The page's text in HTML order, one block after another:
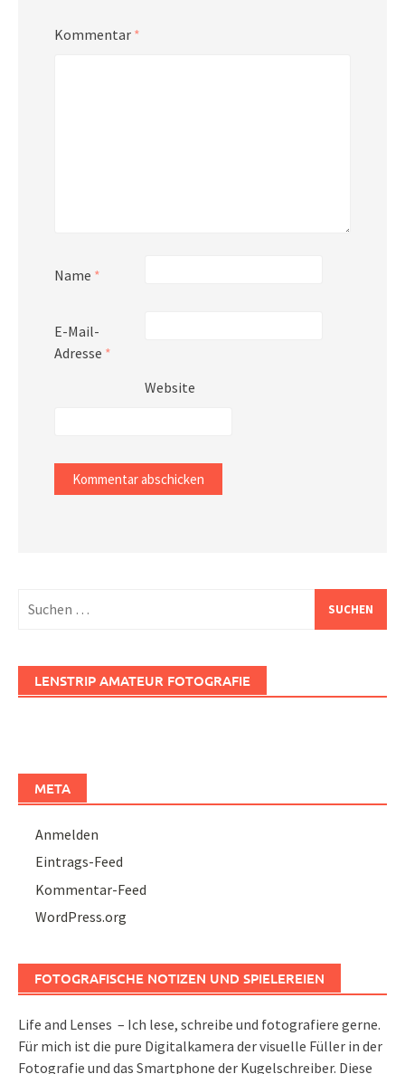
Kommentar *
Name *
E-Mail-
Adresse *
Website
nach:
LENSTRIP AMATEUR FOTOGRAFIE
META
Anmelden
Eintrags-Feed
Kommentar-Feed
WordPress.org
FOTOGRAFISCHE NOTIZEN UND SPIELEREIEN
Life and Lenses – Ich lese, schreibe und fotografiere gerne.
Für mich ist die pure Digitalkamera der visuelle Füller in der
Fotografie und das Smartphone der Kugelschreiber. Diese